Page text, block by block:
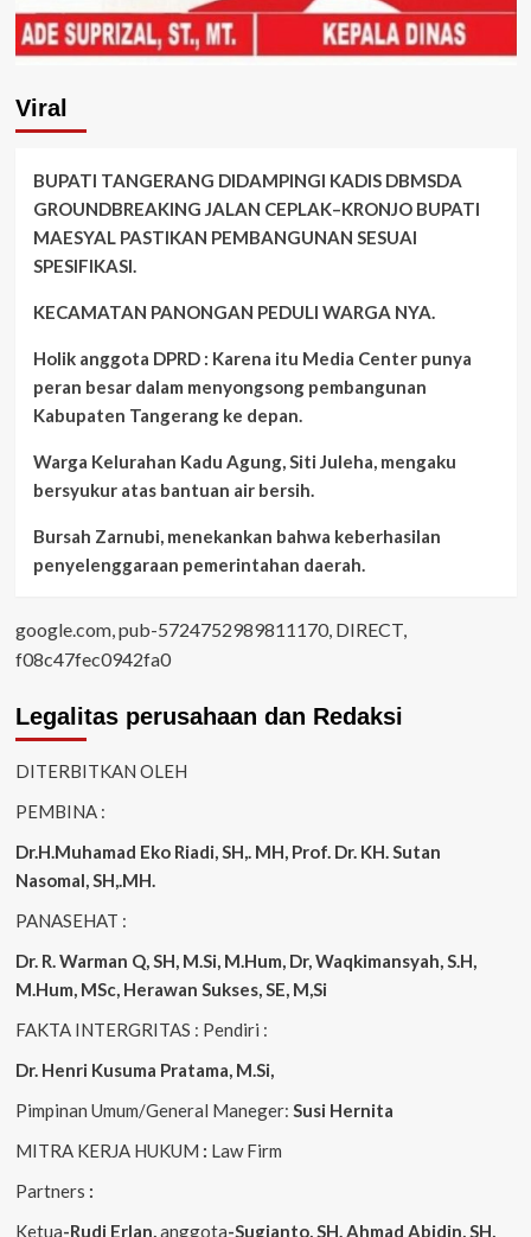
Viral
BUPATI TANGERANG DIDAMPINGI KADIS DBMSDA
GROUNDBREAKING JALAN CEPLAK–KRONJO BUPATI
MAESYAL PASTIKAN PEMBANGUNAN SESUAI
SPESIFIKASI.
KECAMATAN PANONGAN PEDULI WARGA NYA.
Holik anggota DPRD : Karena itu Media Center punya
peran besar dalam menyongsong pembangunan
Kabupaten Tangerang ke depan.
Warga Kelurahan Kadu Agung, Siti Juleha, mengaku
bersyukur atas bantuan air bersih.
Bursah Zarnubi, menekankan bahwa keberhasilan
penyelenggaraan pemerintahan daerah.
google.com, pub-5724752989811170, DIRECT,
f08c47fec0942fa0
Legalitas perusahaan dan Redaksi
DITERBITKAN OLEH
PEMBINA :
Dr.H.Muhamad Eko Riadi, SH,. MH, Prof. Dr. KH. Sutan
Nasomal, SH,.MH.
PANASEHAT :
Dr. R. Warman Q, SH, M.Si, M.Hum, Dr, Waqkimansyah, S.H,
M.Hum, MSc, Herawan Sukses, SE, M,Si
FAKTA INTERGRITAS : Pendiri :
Dr. Henri Kusuma Pratama, M.Si,
Pimpinan Umum/General Maneger: Susi Hernita
MITRA KERJA HUKUM : Law Firm
Partners :
Ketua-Rudi Erlan,anggota-Sugianto, SH. Ahmad Abidin, SH,